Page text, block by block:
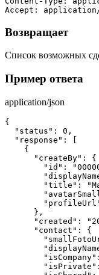
Accept:
Возвращает
Список возможных
Пример ответа
application/json
{
"status": 0,
"response": [
{
"createBy": {
"id": "00000000-
"displayName":
"title":
"avatarSmall":
"profileUrl":
},
"created":
"contact": {
"displayName":
"isCompany":
"isPrivate":